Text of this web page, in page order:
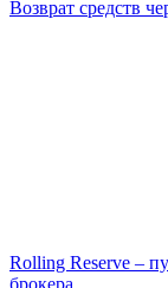
Возврат средств
Rolling Reserve –
брокера